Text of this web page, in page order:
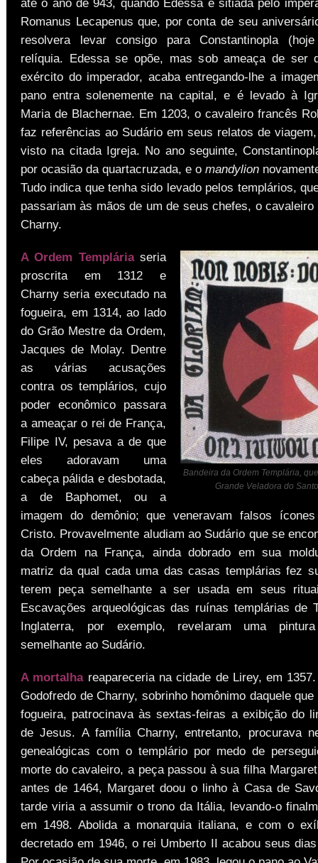
Romanus Lecapenus que, por conta de seu
resolvera levar consigo para Constantinopla
relíquia. Edessa se opõe, mas sob ameaça de ser
exército do imperador, acaba entregando-lhe a
pano entra solenemente na capital, e é levado à
Maria de Blachernae. Em 1203, o cavaleiro francês
faz referências ao Sudário em seus relatos de
visto na citada Igreja. No ano seguinte,
por ocasião da quartacruzada, e o mandylion
Tudo indica que tenha sido levado pelos templários,
passariam às mãos de um de seus chefes, o cavaleiro
Charny.
Bandeira da Ordem Templária,
Grande Veladora do
A Ordem Templáriaseria
proscrita em 1312 e
Charny seria executado na
fogueira, em 1314, ao lado
do Grão Mestre da Ordem,
Jacques de Molay. Dentre
as várias acusações
contra os templários, cujo
poder econômico passara
a ameaçar o rei de França,
Filipe IV, pesava a de que
eles adoravam uma
cabeça pálida e desbotada,
a de Baphomet, ou a
imagem do demônio; que veneravam falsos
Cristo. Provavelmente aludiam ao Sudário que se
da Ordem na França, ainda dobrado em sua
matriz da qual cada uma das casas templárias fez
terem peça semelhante a ser usada em seus
Escavações arqueológicas das ruínas templárias de
Inglaterra, por exemplo, revelaram uma pintura
semelhante ao Sudário.
A mortalha reapareceria na cidade de Lirey, em
Godofredo de Charny, sobrinho homônimo daquele
fogueira, patrocinava às sextas-feiras a exibição do
de Jesus. A família Charny, entretanto, procurava
genealógicas com o templário por medo de
morte do cavaleiro, a peça passou à sua filha
antes de 1464, Margaret doou o linho à Casa de
tarde viria a assumir o trono da Itália, levando-o
em 1498. Abolida a monarquia italiana, e com o
decretado em 1946, o rei Umberto II acabou seus